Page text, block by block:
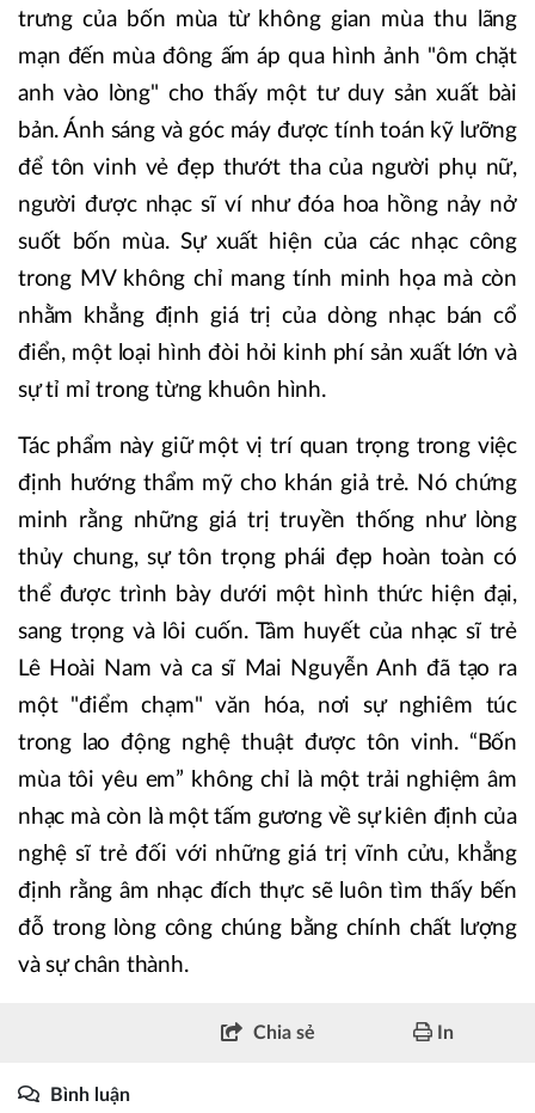
trưng của bốn mùa từ không gian mùa thu lãng
mạn đến mùa đông ấm áp qua hình ảnh "ôm chặt
anh vào lòng" cho thấy một tư duy sản xuất bài
bản. Ánh sáng và góc máy được tính toán kỹ lưỡng
để tôn vinh vẻ đẹp thướt tha của người phụ nữ,
người được nhạc sĩ ví như đóa hoa hồng nảy nở
suốt bốn mùa. Sự xuất hiện của các nhạc công
trong MV không chỉ mang tính minh họa mà còn
nhằm khẳng định giá trị của dòng nhạc bán cổ
điển, một loại hình đòi hỏi kinh phí sản xuất lớn và
sự tỉ mỉ trong từng khuôn hình.
Tác phẩm này giữ một vị trí quan trọng trong việc
định hướng thẩm mỹ cho khán giả trẻ. Nó chứng
minh rằng những giá trị truyền thống như lòng
thủy chung, sự tôn trọng phái đẹp hoàn toàn có
thể được trình bày dưới một hình thức hiện đại,
sang trọng và lôi cuốn. Tâm huyết của nhạc sĩ trẻ
Lê Hoài Nam và ca sĩ Mai Nguyễn Anh đã tạo ra
một "điểm chạm" văn hóa, nơi sự nghiêm túc
trong lao động nghệ thuật được tôn vinh. “Bốn
mùa tôi yêu em” không chỉ là một trải nghiệm âm
nhạc mà còn là một tấm gương về sự kiên định của
nghệ sĩ trẻ đối với những giá trị vĩnh cửu, khẳng
định rằng âm nhạc đích thực sẽ luôn tìm thấy bến
đỗ trong lòng công chúng bằng chính chất lượng
và sự chân thành.
Chia sẻ In
Bình luận